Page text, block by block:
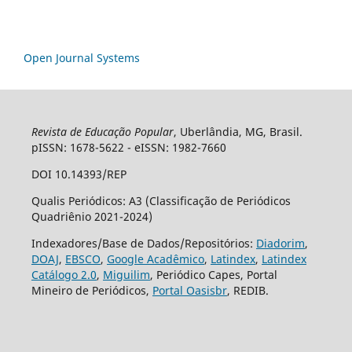
Open Journal Systems
Revista de Educação Popular, Uberlândia, MG, Brasil.
pISSN: 1678-5622 - eISSN: 1982-7660
DOI 10.14393/REP
Qualis Periódicos: A3 (Classificação de Periódicos
Quadriênio 2021-2024)
Indexadores/Base de Dados/Repositórios: Diadorim,
DOAJ, EBSCO, Google Acadêmico, Latindex, Latindex
Catálogo 2.0, Miguilim, Periódico Capes, Portal
Mineiro de Periódicos, Portal Oasisbr, REDIB.